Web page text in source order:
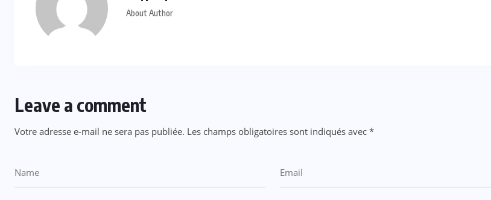
About Author
Leave a comment
Votre adresse e-mail ne sera pas publiée. Les champs obligatoires sont indiqués avec *